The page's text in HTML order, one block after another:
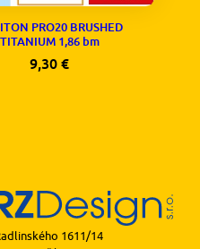
PRO20 BRUSHED
TITANIUM 1,86 bm
9,30€
1611/14